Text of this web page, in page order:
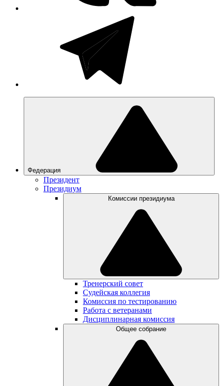
Федерация
Президент
Президиум
Комиссии президиума
Тренерский совет
Судейская коллегия
Комиссия по тестированию
Работа с ветеранами
Дисциплинарная комиссия
Общее собрание